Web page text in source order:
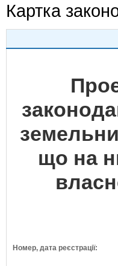
Картка
що на
Номер, дата реєстрації: